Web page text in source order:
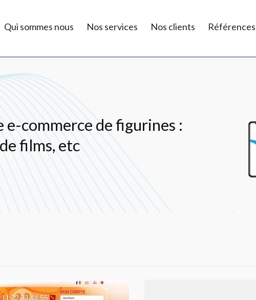
Qui sommes nous Nos services Nos clients Références
commerce de figurines :
films, etc